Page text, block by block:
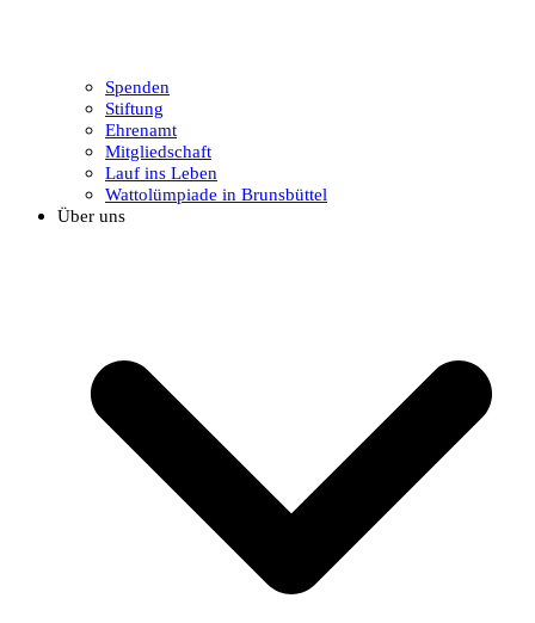
Spenden
Stiftung
Ehrenamt
Mitgliedschaft
Lauf ins Leben
Wattolümpiade in Brunsbüttel
Über uns